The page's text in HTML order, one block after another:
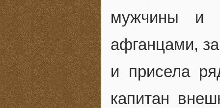
мужчины и
афганцами,
и присела
капитан